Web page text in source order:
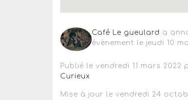
Café Le gueulard a
évènement le jeudi 10
Publié le vendredi 11 mars 2022
Curieux
Mise à jour le vendredi 24